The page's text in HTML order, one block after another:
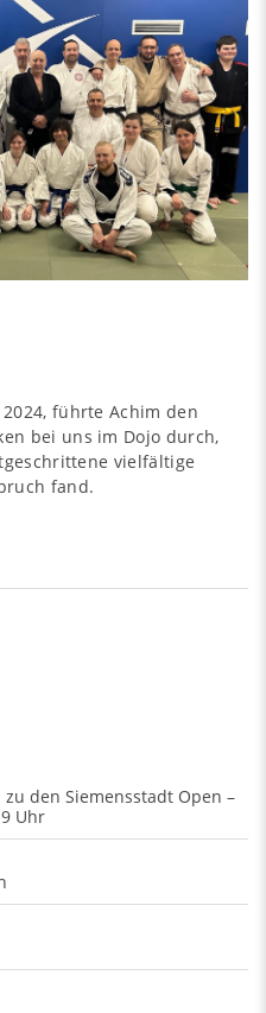
führte Achim den
bei uns im Dojo durch,
vielfältige
fand.
den Siemensstadt Open –
Uhr